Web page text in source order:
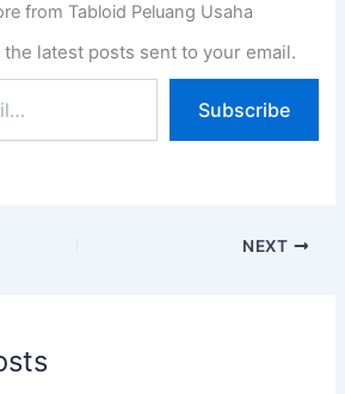
from Tabloid Peluang Usaha
latest posts sent to your email.
Subscribe
NEXT